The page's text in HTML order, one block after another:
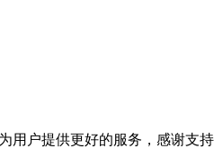
用户提供更好的服务，感谢支持